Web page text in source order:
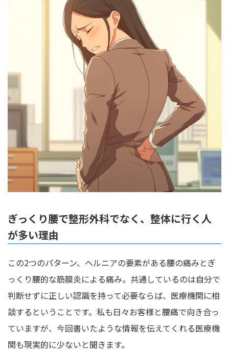
ぎっくり腰で整形外科でなく、整体に行く人
が多い理由
この2つのパターン、ヘルニアの要素がある腰の痛みとぎ
っくり腰的な筋膜炎による痛み。共通しているのは自分で
判断せずに正しい認識を持って必要ならば、医療機関に相
談するということです。私も日々お客様と腰痛で向き合っ
ていますが、今回書いたような情報を伝えてくれる医療機
関も現実的に少ないと聞きます。